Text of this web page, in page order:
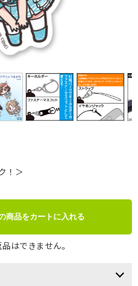
！＞
商品をカートに入れる
はできません。